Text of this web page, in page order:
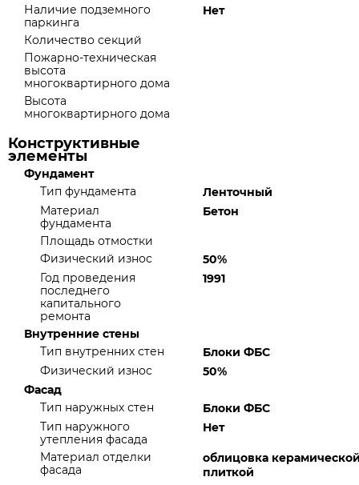
Наличие подземного
паркинга
Нет
Количество секций
Пожарно-техническая
высота
многоквартирного дома
Высота
многоквартирного дома
Конструктивные
элементы
Фундамент
Тип фундамента
Ленточный
Материал
фундамента
Бетон
Площадь отмостки
Физический износ
50%
Год проведения
последнего
капитального
ремонта
1991
Внутренние стены
Тип внутренних стен
Блоки ФБС
Физический износ
50%
Фасад
Тип наружных стен
Блоки ФБС
Тип наружного
утепления фасада
Нет
Материал отделки
фасада
облицовка
плиткой